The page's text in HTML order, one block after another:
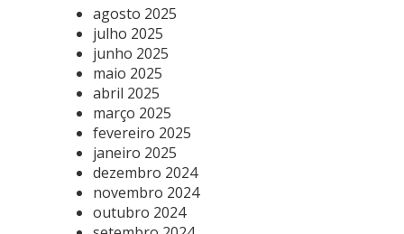
agosto 2025
julho 2025
junho 2025
maio 2025
abril 2025
março 2025
fevereiro 2025
janeiro 2025
dezembro 2024
novembro 2024
outubro 2024